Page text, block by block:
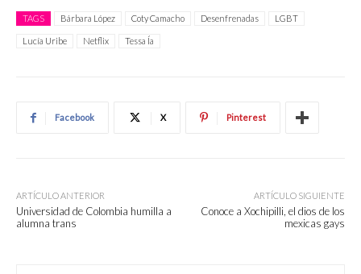
TAGS Bárbara López Coty Camacho Desenfrenadas LGBT
Lucía Uribe Netflix Tessa Ía
Facebook X Pinterest
ARTÍCULO ANTERIOR
Universidad de Colombia humilla a
alumna trans
ARTÍCULO SIGUIENTE
Conoce a Xochipilli, el dios de los
mexicas gays